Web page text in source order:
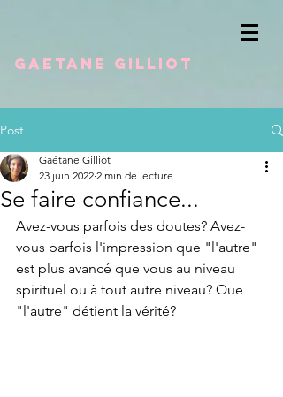
Gaetane GILLIOT
Post
Se faire confiance...
Gaétane Gilliot
23 juin 2022 2 min de lecture
Avez-vous parfois des doutes? Avez-
vous parfois l'impression que "l'autre"
est plus avancé que vous au niveau
spirituel ou à tout autre niveau? Que
"l'autre" détient la vérité?